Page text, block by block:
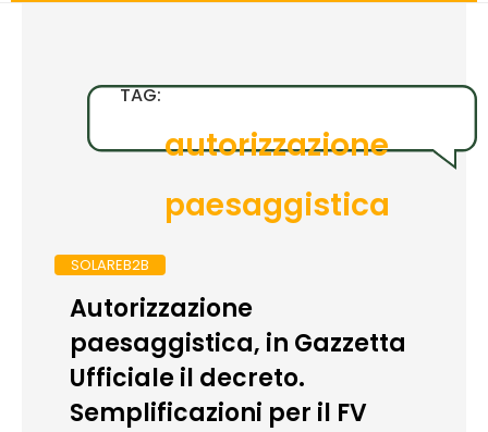
TAG:
autorizzazione
paesaggistica
SOLAREB2B
Autorizzazione
paesaggistica, in Gazzetta
Ufficiale il decreto.
Semplificazioni per il FV